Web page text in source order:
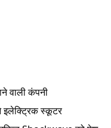
वाली कंपनी
इलेक्ट्रिक स्कूटर